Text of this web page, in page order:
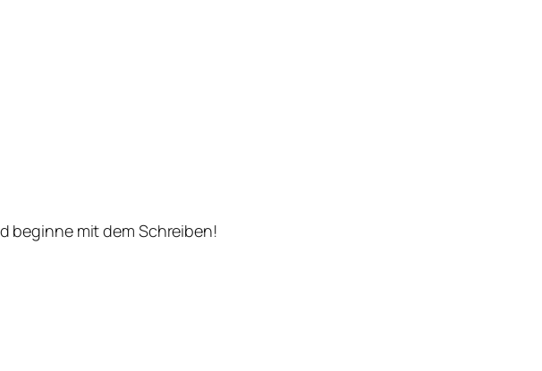
beginne mit dem Schreiben!